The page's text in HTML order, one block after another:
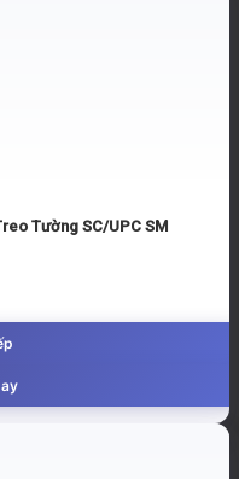
Tường SC/UPC SM